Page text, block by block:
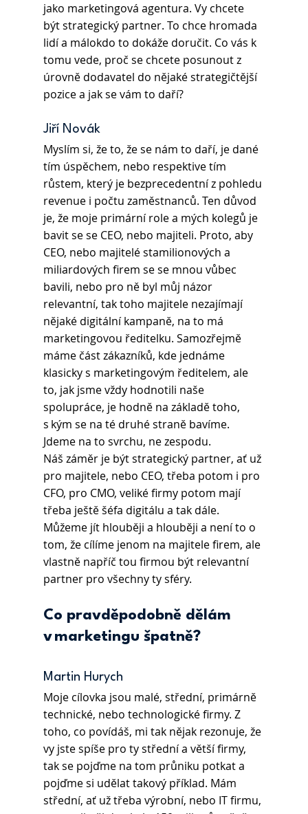
jako marketingová agentura. Vy chcete
být strategický partner. To chce hromada
lidí a málokdo to dokáže doručit. Co vás k
tomu vede, proč se chcete posunout z
úrovně dodavatel do nějaké strategičtější
pozice a jak se vám to daří?
Jiří Novák
Myslím si, že to, že se nám to daří, je dané
tím úspěchem, nebo respektive tím
růstem, který je bezprecedentní z pohledu
revenue i počtu zaměstnanců. Ten důvod
je, že moje primární role a mých kolegů je
bavit se se CEO, nebo majiteli. Proto, aby
CEO, nebo majitelé stamilionových a
miliardových firem se se mnou vůbec
bavili, nebo pro ně byl můj názor
relevantní, tak toho majitele nezajímají
nějaké digitální kampaně, na to má
marketingovou ředitelku. Samozřejmě
máme část zákazníků, kde jednáme
klasicky s marketingovým ředitelem, ale
to, jak jsme vždy hodnotili naše
spolupráce, je hodně na základě toho,
s kým se na té druhé straně bavíme.
Jdeme na to svrchu, ne zespodu.
Náš záměr je být strategický partner, ať už
pro majitele, nebo CEO, třeba potom i pro
CFO, pro CMO, veliké firmy potom mají
třeba ještě šéfa digitálu a tak dále.
Můžeme jít hlouběji a hlouběji a není to o
tom, že cílíme jenom na majitele firem, ale
vlastně napříč tou firmou být relevantní
partner pro všechny ty sféry.
Co pravděpodobně dělám
v marketingu špatně?
Martin Hurych
Moje cílovka jsou malé, střední, primárně
technické, nebo technologické firmy. Z
toho, co povídáš, mi tak nějak rezonuje, že
vy jste spíše pro ty střední a větší firmy,
tak se pojďme na tom průniku potkat a
pojďme si udělat takový příklad. Mám
střední, ať už třeba výrobní, nebo IT firmu,